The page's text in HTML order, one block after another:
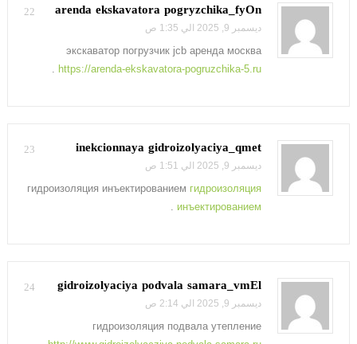
22 arenda ekskavatora pogryzchika_fyOn
ديسمبر 9, 2025 الي 1:35 ص
экскаватор погрузчик jcb аренда москва
https://arenda-ekskavatora-pogruzchika-5.ru
.
23 inekcionnaya gidroizolyaciya_qmet
ديسمبر 9, 2025 الي 1:51 ص
гидроизоляция инъектированием гидроизоляция
инъектированием
.
24 gidroizolyaciya podvala samara_vmEl
ديسمبر 9, 2025 الي 2:14 ص
гидроизоляция подвала утепление